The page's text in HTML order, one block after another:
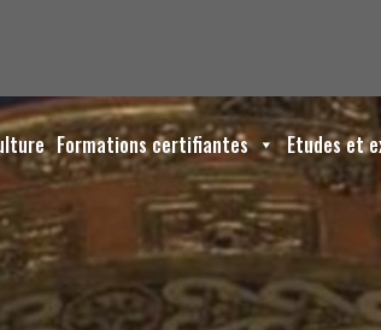
Formations certifiantes Etudes et